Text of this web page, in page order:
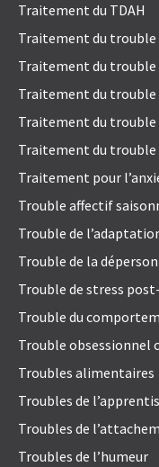
Traitement du TDAH
Traitement du trouble
Traitement du
Traitement du trouble
Traitement du trouble
Traitement du trouble
Traitement pour
Trouble affectif
Trouble de
Trouble de la
Trouble de stress
Trouble du
Trouble obsessionnel
Troubles alimentaires
Troubles de
Troubles de
Troubles de l’humeur